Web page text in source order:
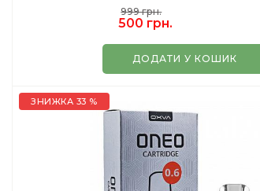
999 грн.
500 грн.
ДОДАТИ У КОШИК
ЗНИЖКА 33 %